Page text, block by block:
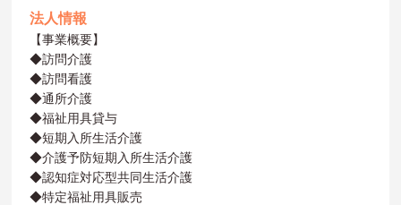
法人情報
【事業概要】
◆訪問介護
◆訪問看護
◆通所介護
◆福祉用具貸与
◆短期入所生活介護
◆介護予防短期入所生活介護
◆認知症対応型共同生活介護
◆特定福祉用具販売